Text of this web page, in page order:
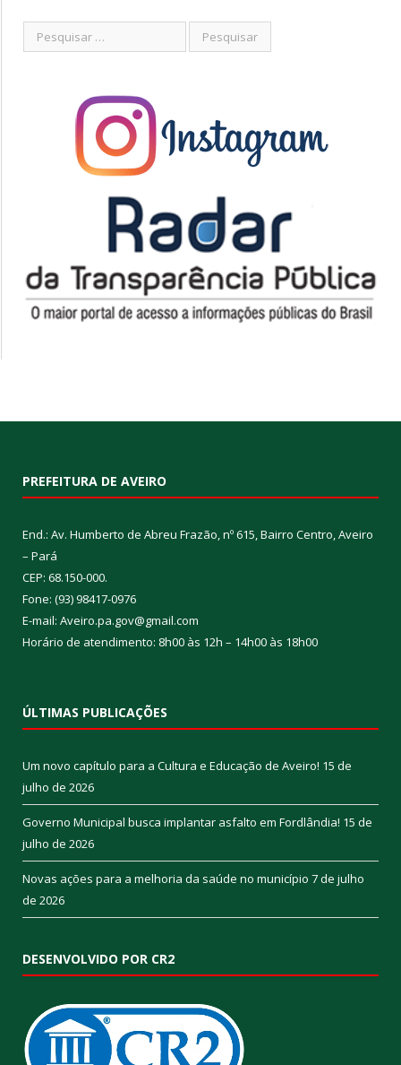
PREFEITURA DE AVEIRO
End.: Av. Humberto de Abreu Frazão, nº 615, Bairro Centro, Aveiro
– Pará
CEP: 68.150-000.
Fone: (93) 98417-0976
E-mail: Aveiro.pa.gov@gmail.com
Horário de atendimento: 8h00 às 12h – 14h00 às 18h00
ÚLTIMAS PUBLICAÇÕES
Um novo capítulo para a Cultura e Educação de Aveiro! 15 de
julho de 2026
Governo Municipal busca implantar asfalto em Fordlândia! 15 de
julho de 2026
Novas ações para a melhoria da saúde no município 7 de julho
de 2026
DESENVOLVIDO POR CR2